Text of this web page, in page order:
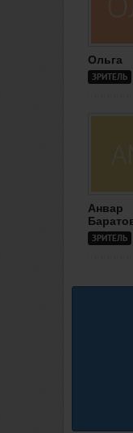
Ольга
ЗРИТЕЛЬ
Анвар
ЗРИТЕЛЬ